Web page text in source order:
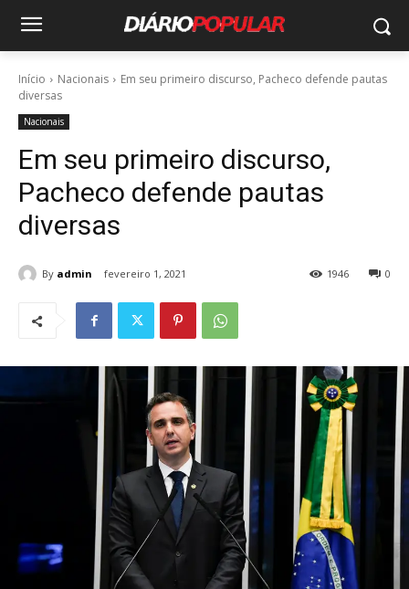
Início Nacionais
Em seu primeiro discurso, Pacheco defende pautas
diversas
Nacionais
Em seu primeiro discurso,
Pacheco defende pautas
diversas
By admin fevereiro 1, 2021 0
1946